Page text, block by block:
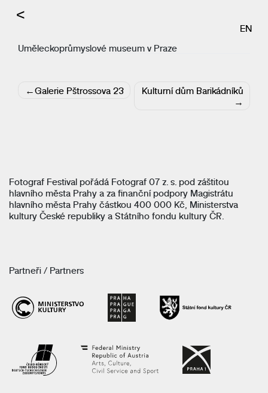
<
EN
Uměleckoprůmyslové museum v Praze
Navigace
pro
Galerie Pštrossova 23 Kulturní dům Barikádníků
Fotograf Festival pořádá Fotograf 07 z. s. pod záštitou
hlavního města Prahy a za finanční podpory Magistrátu
hlavního města Prahy částkou 400 000 Kč, Ministerstva
kultury České republiky a Státního fondu kultury ČR.
Partneři / Partners